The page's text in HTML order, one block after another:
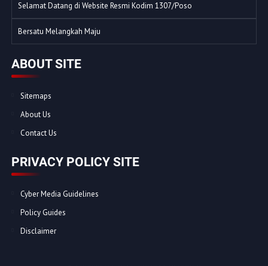
Selamat Datang di Website Resmi Kodim 1307/Poso
Bersatu Melangkah Maju
ABOUT SITE
Sitemaps
About Us
Contact Us
PRIVACY POLICY SITE
Cyber Media Guidelines
Policy Guides
Disclaimer